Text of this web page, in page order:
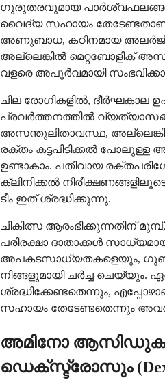
ഗുരുതരവുമായ
വൈദ്യ സഹായം
അണുബാധ, കഠിനമായ
അല്ലെങ്കിൽ മെറ്റബോളിക്
വളരെ അപൂർവമായി
ചില രോഗികളിൽ, ദീർഘകാല
പ്രവർത്തനത്തിൽ
അസന്തുലിതാവസ്ഥ,
രക്തം കട്ടപിടിക്കൽ
ഉണ്ടാകാം. പതിവായ
ക്ലിനിക്കൽ
ടീം ഇത് ശ്രദ്ധിക്കുന്നു.
ചികിത്സ ആരംഭിക്കുന്നതിന്
പരിരക്ഷാ ദാതാക്കൾ
അപകടസാധ്യതകളെയും,
നിങ്ങളുമായി ചർച്ച
ശ്രദ്ധിക്കേണ്ടതെന്നും,
സഹായം തേടേണ്ടതെന്നും അവർ
അമിനോ
ഡെക്സ്ട്രോസും